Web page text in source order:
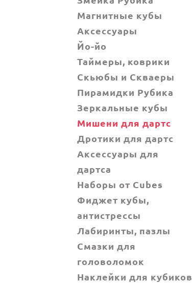
Магнитные кубы
Аксессуары
Йо-йо
Таймеры, коврики
Скьюбы и Скваеры
Пирамидки Рубика
Зеркальные кубы
Мишени для дартс
Дротики для дартс
Аксессуары для
дартса
Наборы от Cubes
Фиджет кубы,
антистрессы
Лабиринты, пазлы
Смазки для
головоломок
Наклейки для кубиков